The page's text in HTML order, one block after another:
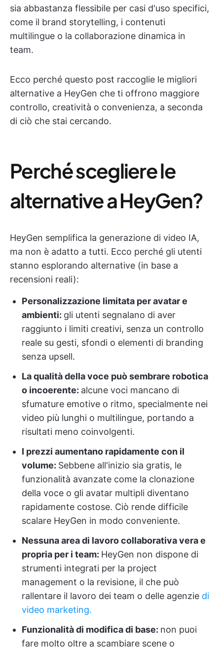
sia abbastanza flessibile per casi d'uso specifici,
come il brand storytelling, i contenuti
multilingue o la collaborazione dinamica in
team.
Ecco perché questo post raccoglie le migliori
alternative a HeyGen che ti offrono maggiore
controllo, creatività o convenienza, a seconda
di ciò che stai cercando.
Perché scegliere le
alternative a HeyGen?
HeyGen semplifica la generazione di video IA,
ma non è adatto a tutti. Ecco perché gli utenti
stanno esplorando alternative (in base a
recensioni reali):
Personalizzazione limitata per avatar e
ambienti: gli utenti segnalano di aver
raggiunto i limiti creativi, senza un controllo
reale su gesti, sfondi o elementi di branding
senza upsell.
La qualità della voce può sembrare robotica
o incoerente: alcune voci mancano di
sfumature emotive o ritmo, specialmente nei
video più lunghi o multilingue, portando a
risultati meno coinvolgenti.
I prezzi aumentano rapidamente con il
volume: Sebbene all'inizio sia gratis, le
funzionalità avanzate come la clonazione
della voce o gli avatar multipli diventano
rapidamente costose. Ciò rende difficile
scalare HeyGen in modo conveniente.
Nessuna area di lavoro collaborativa vera e
propria per i team: HeyGen non dispone di
strumenti integrati per la project
management o la revisione, il che può
rallentare il lavoro dei team o delle agenzie di
video marketing.
Funzionalità di modifica di base: non puoi
fare molto oltre a scambiare scene o